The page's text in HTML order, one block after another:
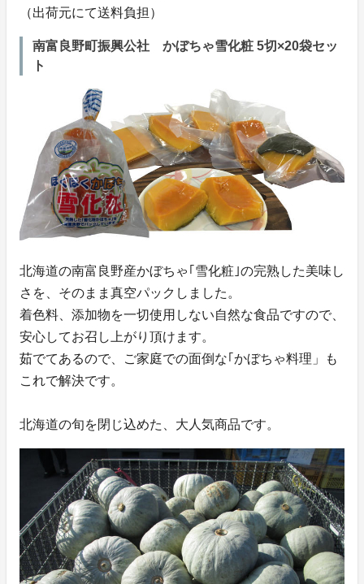
（出荷元にて送料負担）
南富良野町振興公社 かぼちゃ雪化粧 5切×20袋セッ
ト
北海道の南富良野産かぼちゃ｢雪化粧｣の完熟した美味し
さを、そのまま真空パックしました。
着色料、添加物を一切使用しない自然な食品ですので、
安心してお召し上がり頂けます。
茹でてあるので、ご家庭での面倒な｢かぼちゃ料理」も
これで解決です。
北海道の旬を閉じ込めた、大人気商品です。